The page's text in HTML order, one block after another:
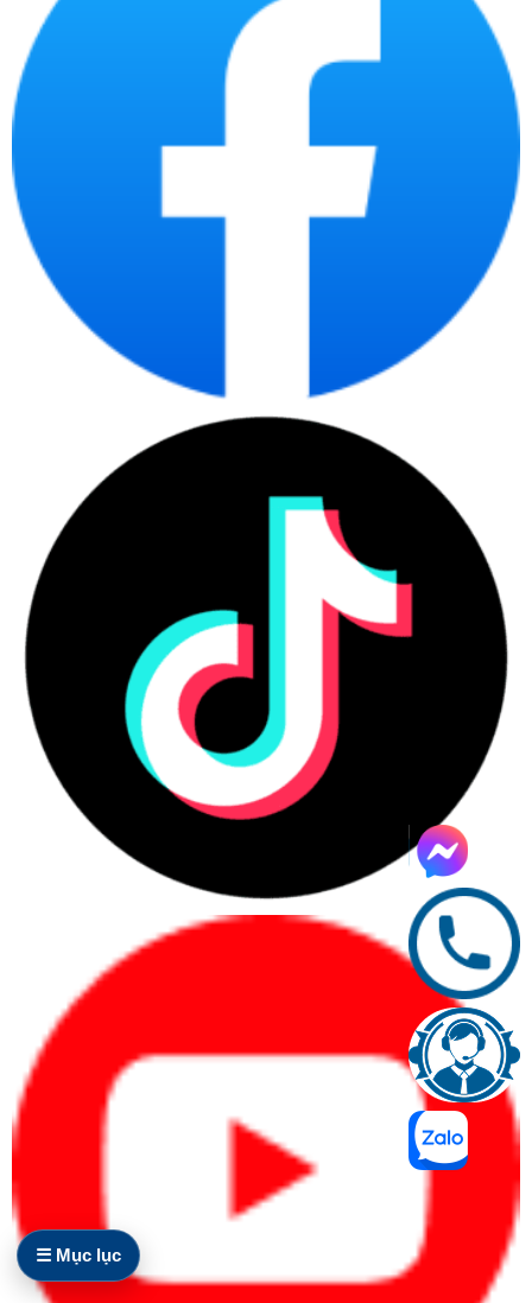
có thể tham khảo thêm bài viết chuyên sâu về
laptop doanh nghiệp. Trang này tập trung vào
danh mục laptop chính hãng nói chung, còn bài
chuyên sâu phù hợp hơn khi cần chuẩn hóa thiết bị
hợp với ai?
Laptop chính hãng phù hợp với người dùng cần
thiết bị có nguồn gốc rõ ràng, cấu hình phù hợp,
bảo hành minh bạch và tư vấn theo nhu cầu thật.
Đây là nhóm sản phẩm phục vụ cá nhân, sinh viên,
văn phòng, quản lý, kỹ thuật và doanh nghiệp mua
số lượng lớn.
Những nhóm người dùng nên ưu
tiên laptop chính hãng
Người mua nên ưu tiên laptop chính hãng khi cần
sự ổn định, chứng từ rõ và bảo hành minh bạch
trong quá trình sử dụng.
Danh sách nhóm khách hàng phù hợp
Người dùng cá nhân cần học tập, làm
việc, họp online hoặc làm việc từ xa.
Nhân sự văn phòng cần máy ổn định
cho email, bảng tính, trình chiếu và phần
mềm nội bộ.
Quản lý, lãnh đạo cần máy mỏng nhẹ,
pin tốt, bảo mật và hình ảnh chuyên
Kỹ sư, designer, editor cần hiệu năng
cao, màn hình tốt và xử lý phần mềm
chuyên môn.
Quy trình xác định nhanh nhu cầu
Xác định người dùng:
cá nhân, văn phòng,
quản lý, kỹ thuật hay doanh nghiệp mua
Xác định phần mềm:
Office, kế toán, CRM,
ERP, thiết kế, dựng video hoặc kỹ thuật.
Xác định ngân sách:chia theo từng máy
☰ Mục lục